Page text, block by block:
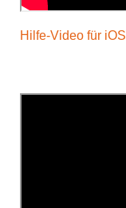
Hilfe-Video für iOS